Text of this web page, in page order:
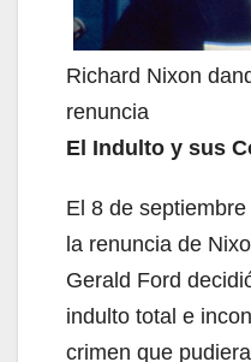
Richard Nixon
renuncia
El Indulto y sus
El 8 de
la renuncia de
Gerald Ford
indulto total e
crimen que